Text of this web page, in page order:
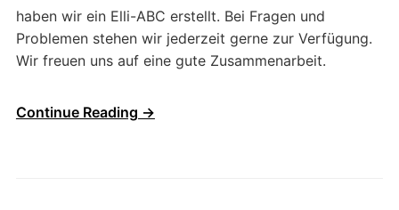
haben wir ein Elli-ABC erstellt. Bei Fragen und
Problemen stehen wir jederzeit gerne zur Verfügung.
Wir freuen uns auf eine gute Zusammenarbeit.
Continue Reading →